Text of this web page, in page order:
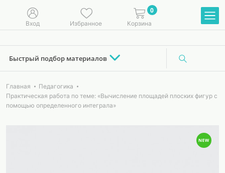
Вход Избранное
0
Корзина
Быстрый подбор материалов
Главная
Педагогика
Практическая работа по теме: «Вычисление площадей плоских фигур с
помощью определенного интеграла»